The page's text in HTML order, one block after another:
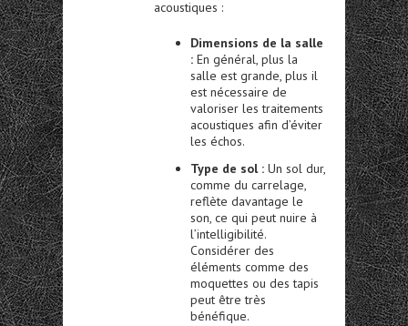
acoustiques :
Dimensions de la salle
: En général, plus la
salle est grande, plus il
est nécessaire de
valoriser les traitements
acoustiques afin d’éviter
les échos.
Type de sol : Un sol dur,
comme du carrelage,
reflète davantage le
son, ce qui peut nuire à
l’intelligibilité.
Considérer des
éléments comme des
moquettes ou des tapis
peut être très
bénéfique.